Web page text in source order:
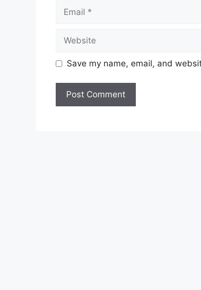
Email
Website
Save my name, email, and